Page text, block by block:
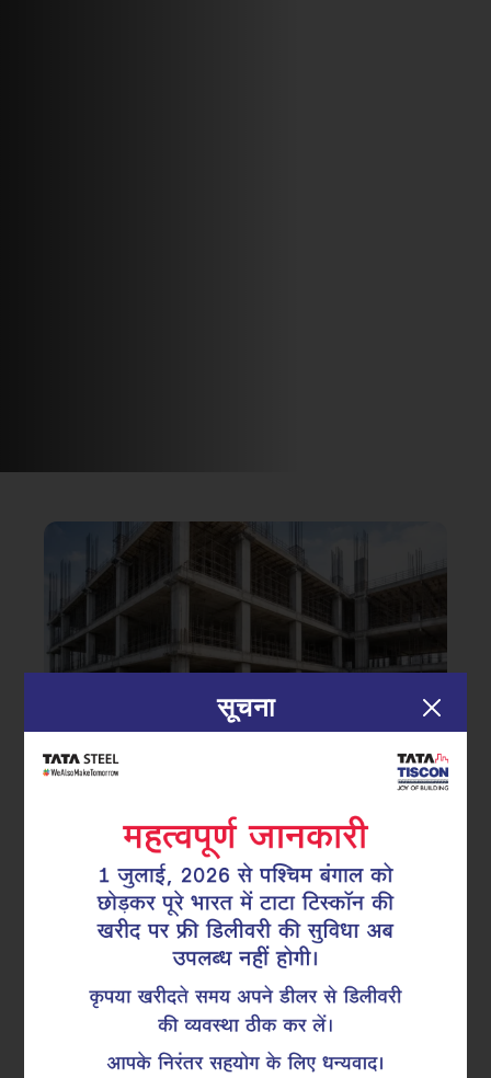
टीएमटी सरिया
हर RCC बिल्डिंग की मजबूती के पीछे TMT
Rebars क्यों हैं इतने महत्वपूर्ण?
Tata Tiscon में, हम इंजीनियरों, ठेकेदारों और डेवलपर्स के साथ
मिलकर काम करते हैं, जहां हमारा साझा उद्देश्य मजबूत और स्थिर
सूचना